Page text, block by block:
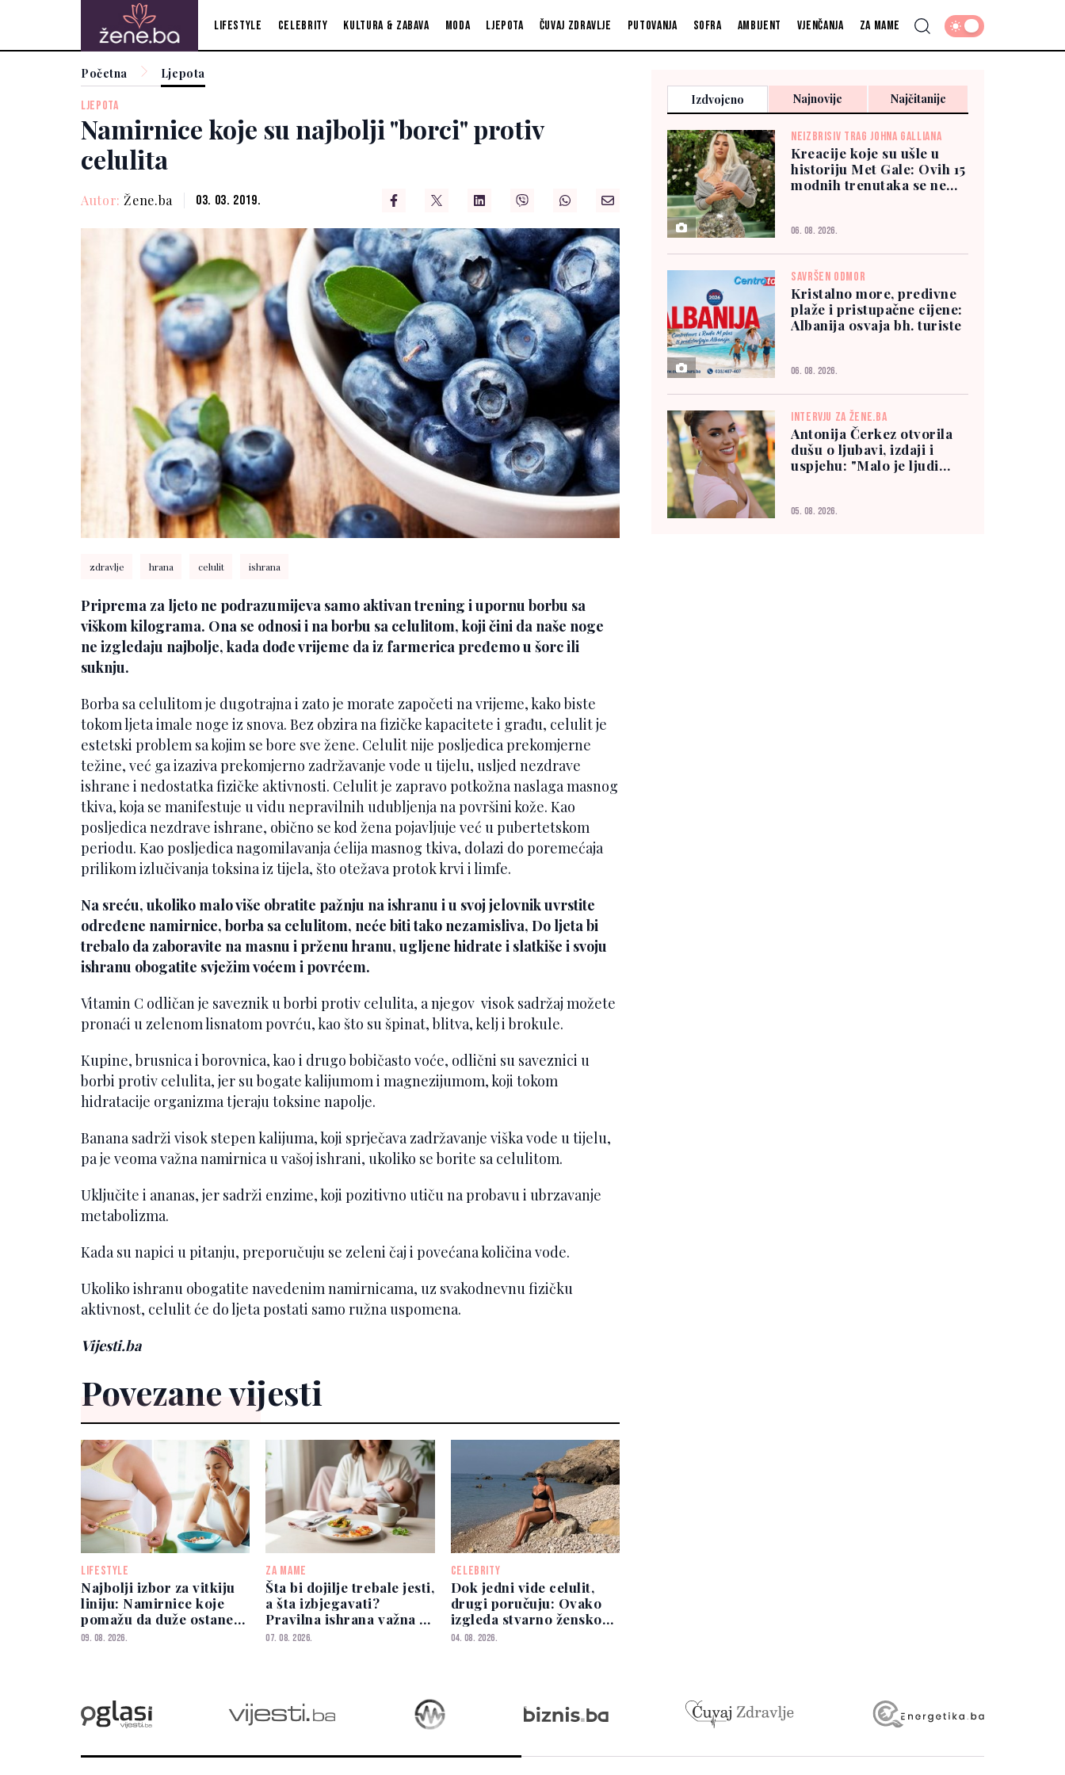
Lifestyle Celebrity Kultura & zabava Moda Ljepota Čuvaj zdravlje Putovanja Sofra Ambijent Vjenčanja Za mame
Početna Ljepota
LJEPOTA
Namirnice koje su najbolji "borci" protiv
celulita
Autor: Žene.ba 03. 03. 2019.
zdravlje hrana celulit ishrana
Priprema za ljeto ne podrazumijeva samo aktivan trening i upornu borbu sa
viškom kilograma. Ona se odnosi i na borbu sa celulitom, koji čini da naše noge
ne izgledaju najbolje, kada dođe vrijeme da iz farmerica pređemo u šorc ili
suknju.
Borba sa celulitom je dugotrajna i zato je morate započeti na vrijeme, kako biste
tokom ljeta imale noge iz snova. Bez obzira na fizičke kapacitete i građu, celulit je
estetski problem sa kojim se bore sve žene. Celulit nije posljedica prekomjerne
težine, već ga izaziva prekomjerno zadržavanje vode u tijelu, usljed nezdrave
ishrane i nedostatka fizičke aktivnosti. Celulit je zapravo potkožna naslaga masnog
tkiva, koja se manifestuje u vidu nepravilnih udubljenja na površini kože. Kao
posljedica nezdrave ishrane, obično se kod žena pojavljuje već u pubertetskom
periodu. Kao posljedica nagomilavanja ćelija masnog tkiva, dolazi do poremećaja
prilikom izlučivanja toksina iz tijela, što otežava protok krvi i limfe.
Na sreću, ukoliko malo više obratite pažnju na ishranu i u svoj jelovnik uvrstite
određene namirnice, borba sa celulitom, neće biti tako nezamisliva, Do ljeta bi
trebalo da zaboravite na masnu i prženu hranu, ugljene hidrate i slatkiše i svoju
ishranu obogatite svježim voćem i povrćem.
Vitamin C odličan je saveznik u borbi protiv celulita, a njegov visok sadržaj možete
pronaći u zelenom lisnatom povrću, kao što su špinat, blitva, kelj i brokule.
Kupine, brusnica i borovnica, kao i drugo bobičasto voće, odlični su saveznici u
borbi protiv celulita, jer su bogate kalijumom i magnezijumom, koji tokom
hidratacije organizma tjeraju toksine napolje.
Banana sadrži visok stepen kalijuma, koji sprječava zadržavanje viška vode u tijelu,
pa je veoma važna namirnica u vašoj ishrani, ukoliko se borite sa celulitom.
Uključite i ananas, jer sadrži enzime, koji pozitivno utiču na probavu i ubrzavanje
metabolizma.
Kada su napici u pitanju, preporučuju se zeleni čaj i povećana količina vode.
Ukoliko ishranu obogatite navedenim namirnicama, uz svakodnevnu fizičku
aktivnost, celulit će do ljeta postati samo ružna uspomena.
Vijesti.ba
Povezane vijesti
LIFESTYLE
Najbolji izbor za vitkiju
liniju: Namirnice koje
pomažu da duže ostanete
siti
09. 08. 2026.
ZA MAME
Šta bi dojilje trebale jesti,
a šta izbjegavati?
Pravilna ishrana važna je
i za majku i za bebu
07. 08. 2026.
CELEBRITY
Dok jedni vide celulit,
drugi poručuju: Ovako
izgleda stvarno žensko
tijelo
04. 08. 2026.
Izdvojeno Najnovije Najčitanije
NEIZBRISIV TRAG JOHNA GALLIANA
Kreacije koje su ušle u
historiju Met Gale: Ovih 15
modnih trenutaka se ne
06. 08. 2026.
SAVRŠEN ODMOR
Kristalno more, predivne
plaže i pristupačne cijene:
Albanija osvaja bh. turiste
06. 08. 2026.
INTERVJU ZA ŽENE.BA
Antonija Čerkez otvorila
dušu o ljubavi, izdaji i
uspjehu: "Malo je ljudi
05. 08. 2026.